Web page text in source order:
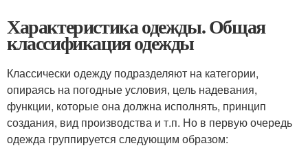
Характеристика одежды. Общая
классификация одежды
Классически одежду подразделяют на категории,
опираясь на погодные условия, цель надевания,
функции, которые она должна исполнять, принцип
создания, вид производства и т.п. Но в первую очередь
одежда группируется следующим образом: